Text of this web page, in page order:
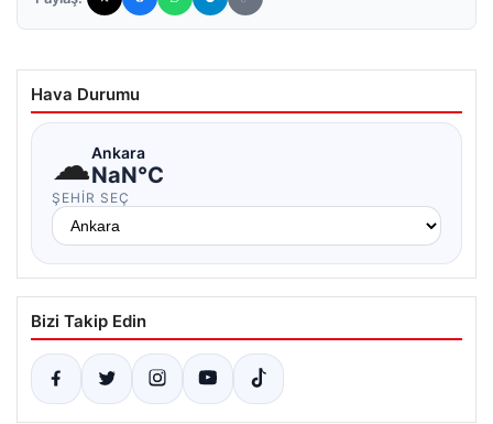
Hava Durumu
☁Ankara
NaN°C
ŞEHIR SEÇ
Bizi Takip Edin